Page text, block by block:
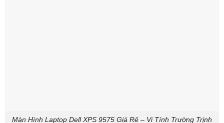
Màn Hình Laptop Dell XPS 9575 Giá Rẻ – Vi Tính Trường Trịnh